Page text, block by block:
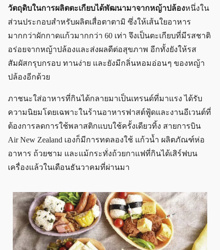
วัตถุดิบในการผลิตตะเกียบได้พัฒนามาจากหญ้าปล้องหนึ่งใน
ส่วนประกอบสำหรับผลิตเสื่อตาตามิ ซึ่งให้เส้นใยอาหาร
มากกว่าผักกาดแก้วมากกว่า 60 เท่า จึงเป็นตะเกียบที่มีรสชาติ
อร่อยจากหญ้าปล้องและส่งผลดีต่อสุขภาพ อีกทั้งยังให้รส
สัมผัสกรุบกรอบ ทานง่าย และยังมีกลิ่นหอมอ่อน ๆ ของหญ้า
ปล้องอีกด้วย
ภาชนะใส่อาหารที่กินได้กลายมาเป็นเทรนด์ที่มาแรง ได้รับ
ความนิยมโดยเฉพาะในร้านอาหารฟาสต์ฟู้ดและงานอีเวนต์ที่
ต้องการลดการใช้พลาสติกแบบใช้ครั้งเดียวทิ้ง สายการบิน
Air New Zealand เองก็มีการทดลองใช้ แก้วน้ำ ผลิตภัณฑ์ห่อ
อาหาร ถ้วยชาม และแม้กระทั่งถ้วยกาแฟที่กินได้เสิร์ฟบน
เครื่องแล้วในเดือนธันวาคมที่ผ่านมา